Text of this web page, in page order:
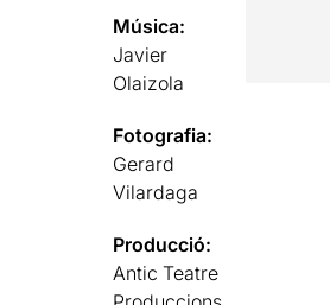
Música:
Javier
Olaizola
Fotografia:
Gerard
Vilardaga
Producció:
Antic Teatre